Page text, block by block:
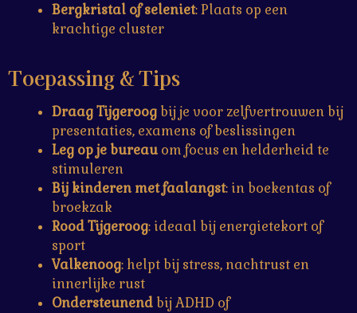
Bergkristal of seleniet: Plaats op een
krachtige cluster
Toepassing & Tips
Draag Tijgeroogbij je voor zelfvertrouwen bij
presentaties, examens of beslissingen
Leg op je bureauom focus en helderheid te
stimuleren
Bij kinderen met faalangst: in boekentas of
broekzak
Rood Tijgeroog: ideaal bij energietekort of
sport
Valkenoog: helpt bij stress, nachtrust en
innerlijke rust
Ondersteunendbij ADHD of